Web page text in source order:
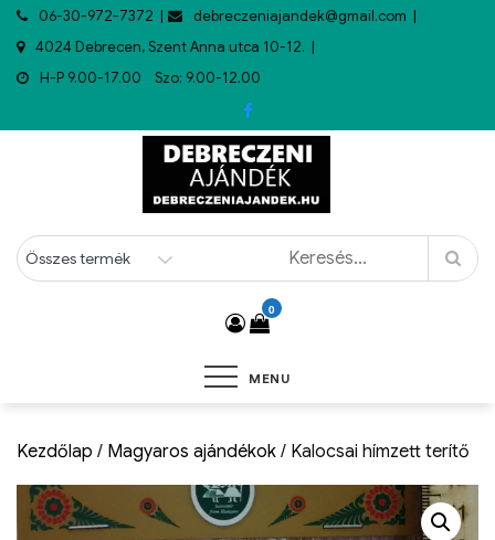
06-30-972-7372
debreczeniajandek@gmail.com
4024 Debrecen, Szent Anna utca 10-12.
H-P 9.00-17.00 Szo: 9.00-12.00
0
MENU
Kezdőlap / Magyaros ajándékok / Kalocsai hímzett terítő